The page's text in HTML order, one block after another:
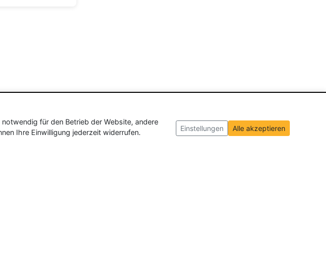
für den Betrieb der Website, andere
Ihre Einwilligung jederzeit widerrufen.
Einstellungen Alle akzeptieren